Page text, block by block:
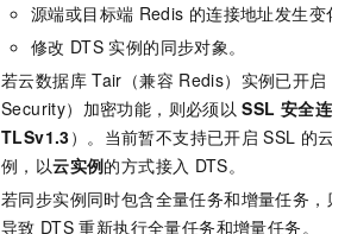
源端或目标端 Redis 的连接地址发生变化
修改 DTS 实例的同步对象。
若云数据库 Tair（兼容 Redis） 实例已开启
Security）加密功能，则必须以 SSL 安全连接
TLSv1.3）。当前暂不支持已开启 SSL 的云
例，以云实例的方式接入 DTS。
若同步实例同时包含全量任务和增量任务，
导致 DTS 重新执行全量任务和增量任务。